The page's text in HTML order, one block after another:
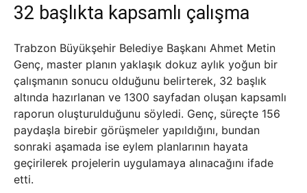
32 başlıkta kapsamlı çalışma
Trabzon Büyükşehir Belediye Başkanı Ahmet Metin
Genç, master planın yaklaşık dokuz aylık yoğun bir
çalışmanın sonucu olduğunu belirterek, 32 başlık
altında hazırlanan ve 1300 sayfadan oluşan kapsamlı
raporun oluşturulduğunu söyledi. Genç, süreçte 156
paydaşla birebir görüşmeler yapıldığını, bundan
sonraki aşamada ise eylem planlarının hayata
geçirilerek projelerin uygulamaya alınacağını ifade
etti.